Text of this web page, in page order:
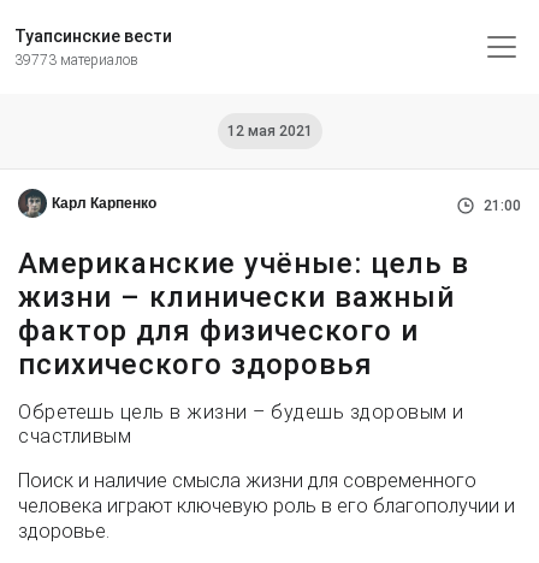
Туапсинские вести
39773 материалов
12 мая 2021
Карл Карпенко 21:00
Американские учёные: цель в
жизни – клинически важный
фактор для физического и
психического здоровья
Обретешь цель в жизни – будешь здоровым и
счастливым
Поиск и наличие смысла жизни для современного
человека играют ключевую роль в его благополучии и
здоровье.